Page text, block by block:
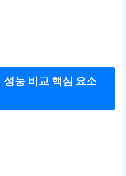
능 비교 핵심 요소